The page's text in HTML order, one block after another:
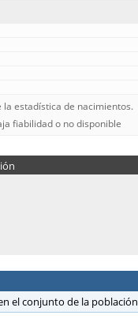
la estadística de nacimientos.
fiabilidad o no disponible
el conjunto de la población